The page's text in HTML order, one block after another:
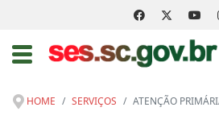
HOME SERVIÇOS ATENÇÃO